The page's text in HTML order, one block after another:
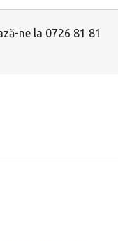
ne la 0726 81 81